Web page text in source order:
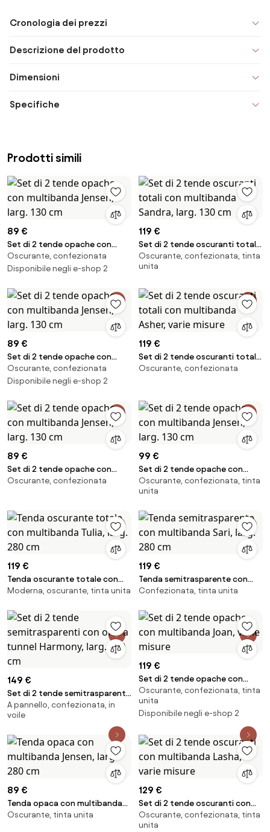
Cronologia dei prezzi
Descrizione del prodotto
Dimensioni
Specifiche
Prodotti simili
89 €
Set di 2 tende opache con
multibanda Jensen, larg. 130 cm
Oscurante, confezionata
Disponibile negli e-shop 2
119 €
Set di 2 tende oscuranti totali
con multibanda Sandra, larg.
130 cm
Oscurante, confezionata, tinta
unita
89 €
Set di 2 tende opache con
multibanda Jensen, larg. 130 cm
Oscurante, confezionata
Disponibile negli e-shop 2
119 €
Set di 2 tende oscuranti totali
con multibanda Asher, varie
Oscurante, confezionata
89 €
Set di 2 tende opache con
multibanda Jensen, larg. 130 cm
Oscurante, confezionata
99 €
Set di 2 tende opache con
multibanda Jensen, larg. 130 cm
Oscurante, confezionata, tinta
unita
119 €
Tenda oscurante totale con
multibanda Tulia, larg. 280 cm
Moderna, oscurante, tinta unita
119 €
Tenda semitrasparente con
multibanda Sari, larg. 280 cm
Confezionata, tinta unita
149 €
Set di 2 tende semitrasparenti
con orlo a tunnel Harmony, larg.
140 cm
A pannello, confezionata, in
voile
119 €
Set di 2 tende opache con
multibanda Joan, varie misure
Oscurante, confezionata, tinta
unita
Disponibile negli e-shop 2
89 €
Tenda opaca con multibanda
Jensen, larg. 280 cm
Oscurante, tinta unita
129 €
Set di 2 tende oscuranti con
multibanda Lasha, varie misure
Oscurante, confezionata, tinta
unita